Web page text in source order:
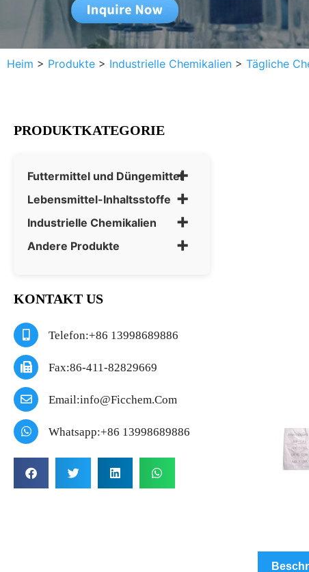
Heim > Produkte > Industrielle Chemikalien > Tägliche
PRODUKTKATEGORIE
Futtermittel und Düngemittel+
Lebensmittel-Inhaltsstoffe +
Industrielle Chemikalien +
Andere Produkte +
KONTAKT US
Telefon:+86 13998689886
Fax:86-411-82829669
Email:info@ficchem.com
Whatsapp:+86 13998689886